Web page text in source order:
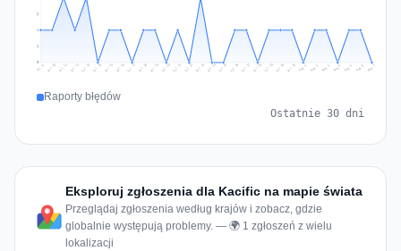
1
1
2
Jul 9 Jul 10 Jul 11 Jul 12 Jul 13 Jul 14 Jul 15 Jul 16 Jul 17 Jul 18 Jul 19 Jul 20 Jul 21 Jul 22 Jul 23 Jul 24 Jul 25 Jul 26 Jul 27 Jul 28 Jul 29 Jul 30 Jul 31 Aug 1 Aug 2 Aug 3 Aug 4 Aug 5 Aug 6 Aug 7
Raporty błędów
Ostatnie 30 dni
Eksploruj zgłoszenia dla Kacific na mapie świata
Przeglądaj zgłoszenia według krajów i zobacz, gdzie
globalnie występują problemy. — 🌍 1 zgłoszeń z wielu
lokalizacji